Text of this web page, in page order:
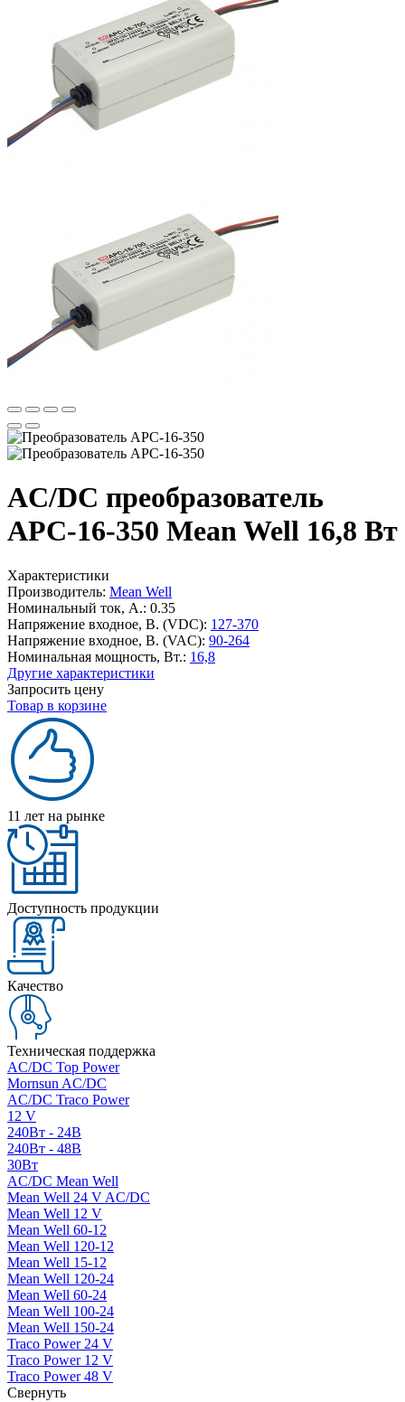
AC/DC преобразователь
APC-16-350 Mean Well 16,8 Вт
Характеристики
Производитель: Mean Well
Номинальный ток, А.: 0.35
Напряжение входное, В. (VDC): 127-370
Напряжение входное, В. (VAC): 90-264
Номинальная мощность, Вт.: 16,8
Другие характеристики
Запросить цену
Товар в корзине
11 лет на рынке
Доступность продукции
Качество
Техническая поддержка
AC/DC Top Power
Mornsun AC/DC
AC/DC Traco Power
12 V
240Вт - 24В
240Вт - 48В
30Вт
AC/DC Mean Well
Mean Well 24 V AC/DC
Mean Well 12 V
Mean Well 60-12
Mean Well 120-12
Mean Well 15-12
Mean Well 120-24
Mean Well 60-24
Mean Well 100-24
Mean Well 150-24
Traco Power 24 V
Traco Power 12 V
Traco Power 48 V
Свернуть